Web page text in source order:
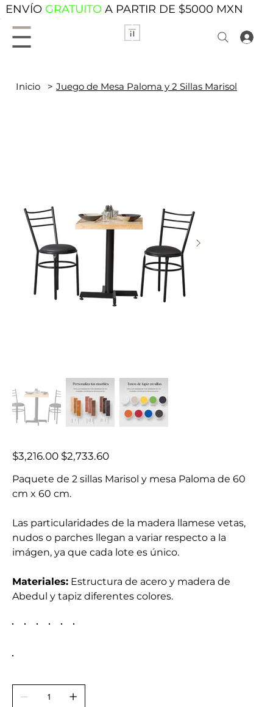
ENVÍO GRATUITO A PARTIR DE $5000 MXN
Inicio > Juego de Mesa Paloma y 2 Sillas Marisol
Precio
original
$3,216.00 Precio
de
$2,733.60
Paquete de 2 sillas Marisol y mesa Paloma de 60
cm x 60 cm.
Las particularidades de la madera llamese vetas,
nudos o parches llegan a variar respecto a la
imágen, ya que cada lote es único.
Materiales: Estructura de acero y madera de
Abedul y tapiz diferentes colores.